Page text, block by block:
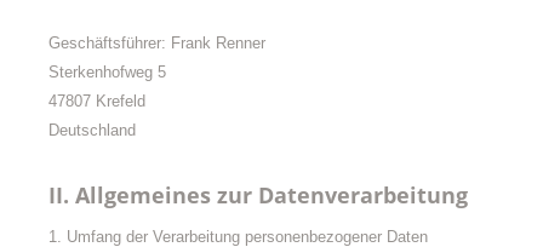
Geschäftsführer: Frank Renner
Sterkenhofweg 5
47807 Krefeld
Deutschland
II. Allgemeines zur Datenverarbeitung
1. Umfang der Verarbeitung personenbezogener Daten